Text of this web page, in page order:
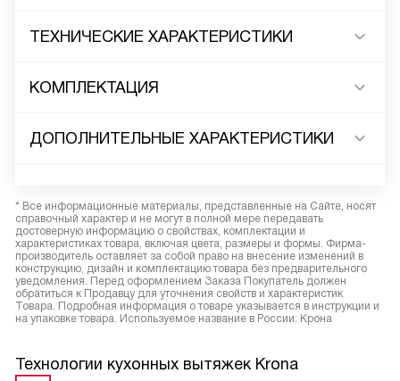
ТЕХНИЧЕСКИЕ ХАРАКТЕРИСТИКИ
КОМПЛЕКТАЦИЯ
ДОПОЛНИТЕЛЬНЫЕ ХАРАКТЕРИСТИКИ
* Все информационные материалы, представленные на Сайте, носят
справочный характер и не могут в полной мере передавать
достоверную информацию о свойствах, комплектации и
характеристиках товара, включая цвета, размеры и формы. Фирма-
производитель оставляет за собой право на внесение изменений в
конструкцию, дизайн и комплектацию товара без предварительного
уведомления. Перед оформлением Заказа Покупатель должен
обратиться к Продавцу для уточнения свойств и характеристик
Товара. Подробная информация о товаре указывается в инструкции и
на упаковке товара. Используемое название в России: Крона
Технологии кухонных вытяжек Krona